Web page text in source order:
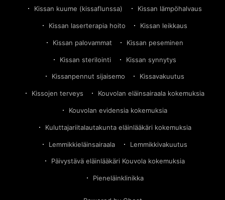
Kissan kuume (kissaflunssa) Kissan lämpöhalvaus
Kissan laserterapia hoito Kissan leikkaus
Kissan palovammat Kissan peseminen
Kissan sterilointi Kissan synnytys
Kissanpennut sijaisemo Kissavakuutus
Kissojen terveys Kouvolan eläinsairaala kokemuksia
Kouvolan evidensia kokemuksia
Kuluttajariitalautakunta eläinlääkäri kokemuksia
Lemmikkieläinsairaala Lemmikkivakuutus
Päivystävä eläinlääkäri Kouvola kokemuksia
Pieneläinklinikka